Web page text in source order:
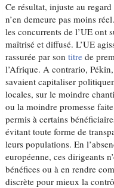
Ce résultat, injuste au
n’en demeure pas moins
les concurrents de l’UE ont
maîtrisé et diffusé. L’UE
rassurée par sontitre de
l’Afrique. A contrario,
savaient capitaliser
locales, sur le moindre
ou la moindre promesse
permis à certains
évitant toute forme de
leurs populations. En
européenne, ces dirigeants
bénéfices ou à en rendre
discrète pour mieux la